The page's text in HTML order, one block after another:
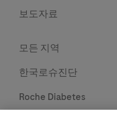
보도자료
모든 지역
한국로슈진단
Roche Diabetes